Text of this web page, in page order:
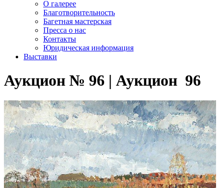
О галерее
Благотворительность
Багетная мастерская
Пресса о нас
Контакты
Юридическая информация
Выставки
Аукцион № 96 | Аукцион 96